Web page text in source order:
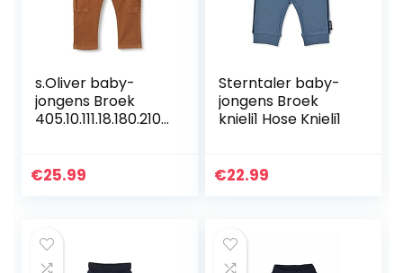
s.Oliver baby-
jongens Broek
405.10.111.18.180.2107
€25.99
Sterntaler baby-
jongens Broek
knieli1 Hose Knieli1
€22.99